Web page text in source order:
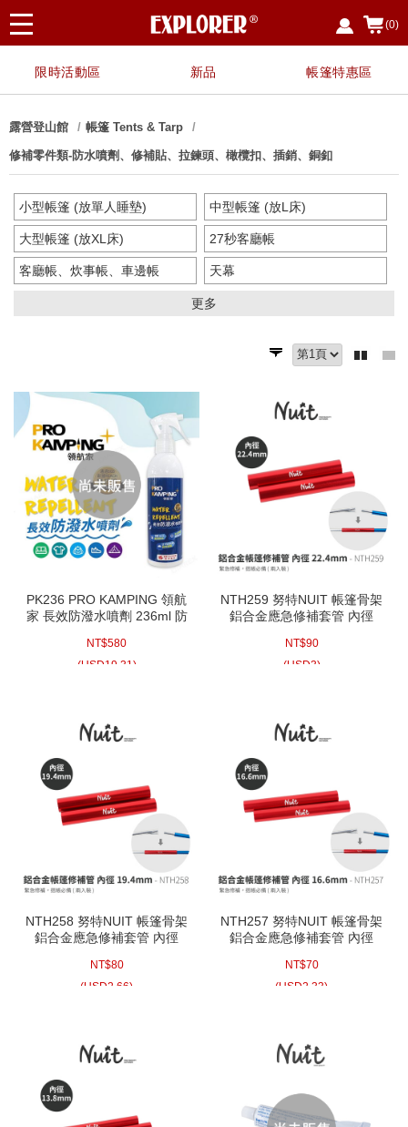
(0)
限時活動區 新品 帳篷特惠區
露營登山館 帳篷 Tents & Tarp
修補零件類-防水噴劑、修補貼、拉鍊頭、橄欖扣、插銷、銅釦
小型帳篷 (放單人睡墊) 中型帳篷 (放L床)
大型帳篷 (放XL床) 27秒客廳帳
客廳帳、炊事帳、車邊帳 天幕
更衣衛浴帳、行動馬桶
側邊布/帳篷配件類
營繩 調節片、調節拉繩
D環S扣、磁鐵掛勾、帆布夾
營槌、拔釘器 營柱-180下
營柱-180~240間 營柱-280上
營釘
防蚊蟲 裝備袋-帳篷、充氣床、推車
裝備袋-炊具 裝備袋-燈具
更多
PK236 PRO KAMPING 領航
家 長效防潑水噴劑 236ml 防
易修復加強衣服鞋子防水雨衣
NT$580
(USD19.31)
NTH259 努特NUIT 帳篷骨架
鋁合金應急修補套管 內徑
理帳蓬骨架修復 玻璃纖維骨
架鋁合金骨架 帳篷修補管 修
NT$90
(USD3)
NTH258 努特NUIT 帳篷骨架
鋁合金應急修補套管 內徑
理帳蓬骨架修復 玻璃纖維骨
架鋁合金骨架 帳篷修補管 修
NT$80
(USD2.66)
NTH257 努特NUIT 帳篷骨架
鋁合金應急修補套管 內徑
理帳蓬骨架修復 玻璃纖維骨
架鋁合金骨架 帳篷修補管 修
NT$70
(USD2.33)